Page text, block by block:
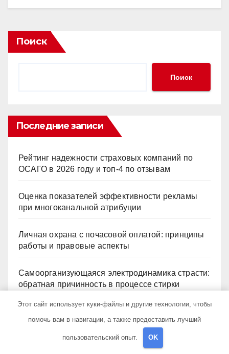
Поиск
Поиск
Последние записи
Рейтинг надежности страховых компаний по
ОСАГО в 2026 году и топ-4 по отзывам
Оценка показателей эффективности рекламы
при многоканальной атрибуции
Личная охрана с почасовой оплатой: принципы
работы и правовые аспекты
Самоорганизующаяся электродинамика страсти:
обратная причинность в процессе стирки
онлайн
Этот сайт использует куки-файлы и другие технологии, чтобы
помочь вам в навигации, а также предоставить лучший
пользовательский опыт. OK